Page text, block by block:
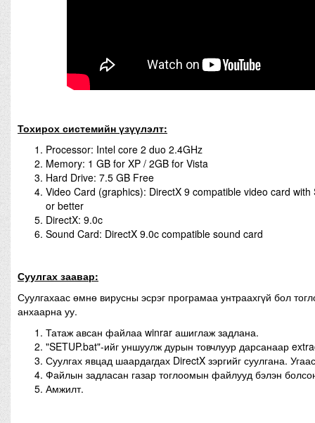
Тохирох системийн үзүүлэлт:
Processor: Intel core 2 duo 2.4GHz
Memory: 1 GB for XP / 2GB for Vista
Hard Drive: 7.5 GB Free
Video Card (graphics): DirectX 9 compatible video card
or better
DirectX: 9.0c
Sound Card: DirectX 9.0c compatible sound card
Суулгах заавар:
Суулгахаас өмнө вирусны эсрэг програмаа унтраахгүй бол
анхаарна уу.
Татаж авсан файлаа winrar ашиглаж задлана.
"SETUP.bat"-ийг уншуулж дурын товчлуур дарсанаар
Суулгах явцад шаардагдах DirectX зэргийг суулгана.
Файлын задласан газар тоглоомын файлууд бэлэн
Амжилт.